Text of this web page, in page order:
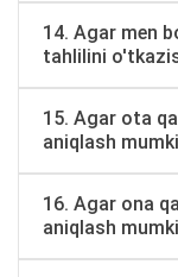
14. Agar men
tahlilini
15. Agar ota
aniqlash
16. Agar ona
aniqlash